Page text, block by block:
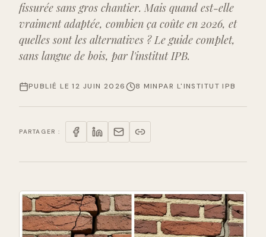
fissurée sans gros chantier. Mais quand est-elle
vraiment adaptée, combien ça coûte en 2026, et
quelles sont les alternatives ? Le guide complet,
sans langue de bois, par l'institut IPB.
PUBLIÉ LE12 JUIN 2026 8 MINPAR L'INSTITUT IPB
PARTAGER :